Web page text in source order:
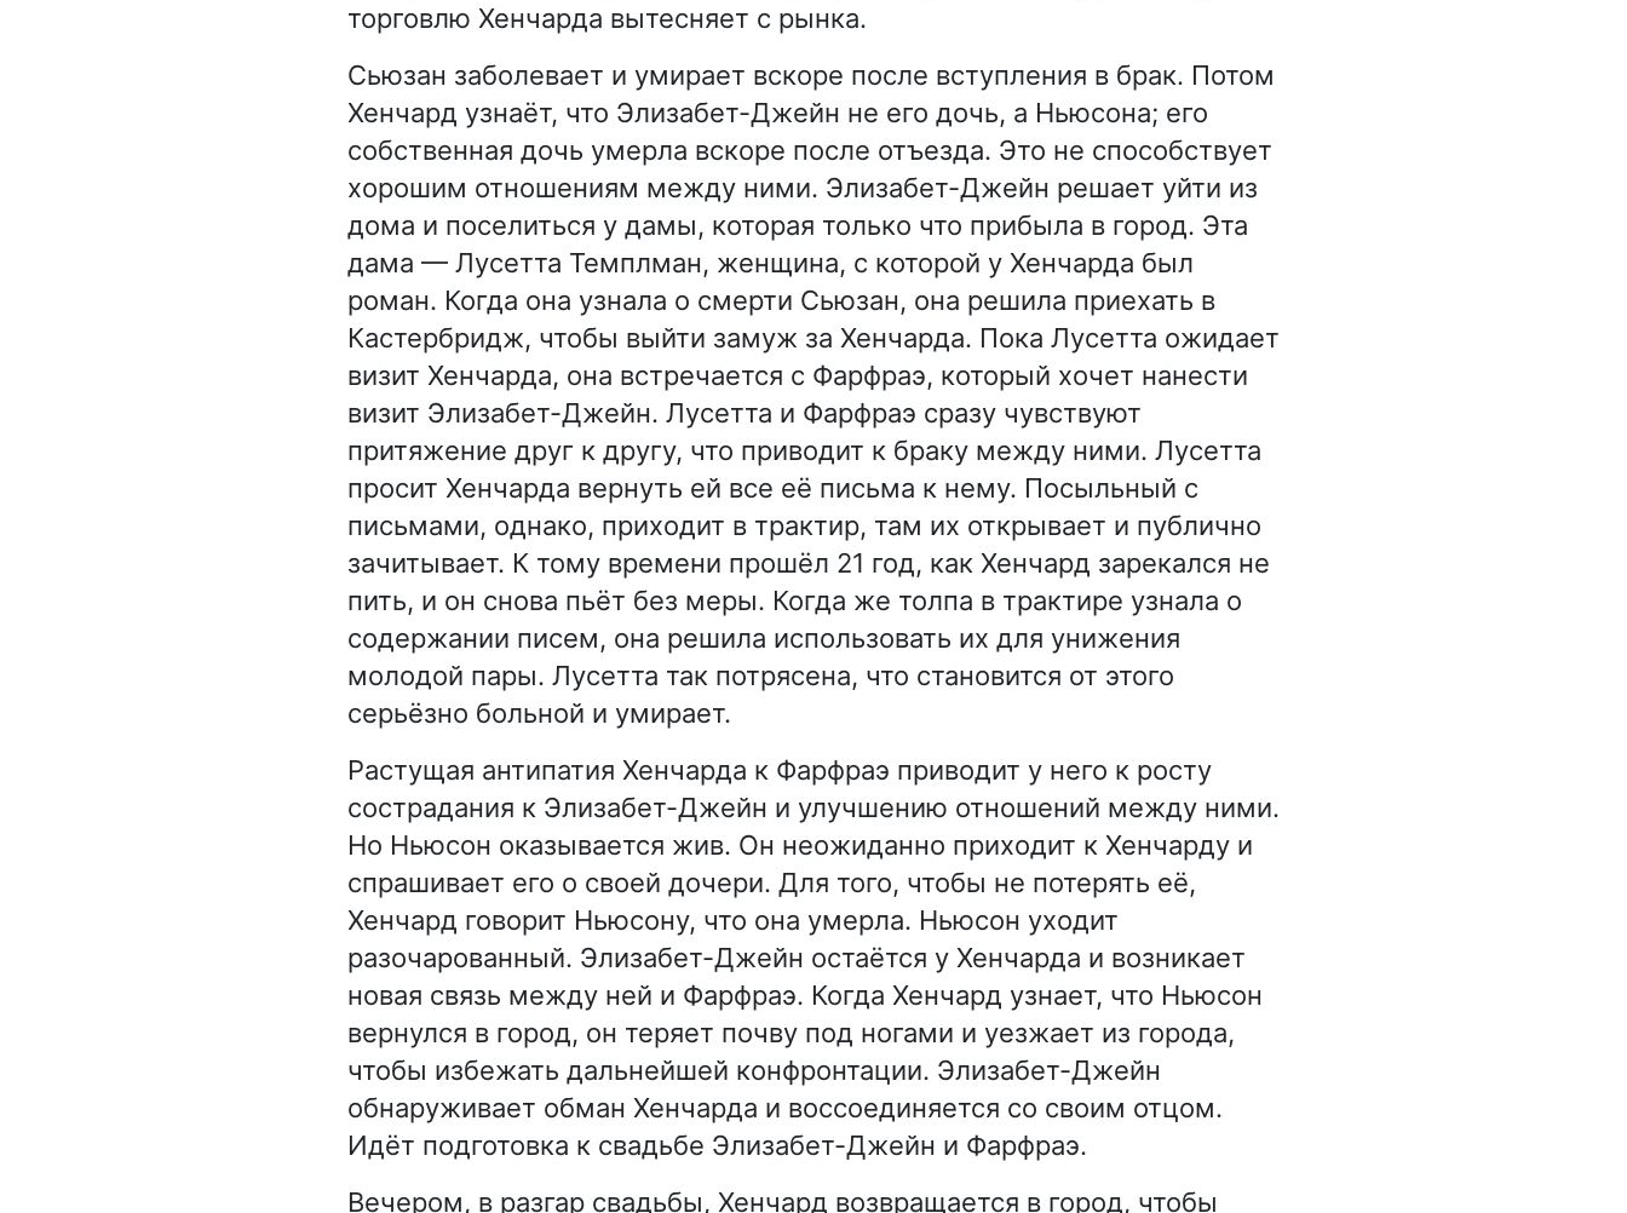
торговлю Хенчарда вытесняет с рынка.
Сьюзан заболевает и умирает вскоре после вступления в брак. Потом
Хенчард узнаёт, что Элизабет-Джейн не его дочь, а Ньюсона; его
собственная дочь умерла вскоре после отъезда. Это не способствует
хорошим отношениям между ними. Элизабет-Джейн решает уйти из
дома и поселиться у дамы, которая только что прибыла в город. Эта
дама — Лусетта Темплман, женщина, с которой у Хенчарда был
роман. Когда она узнала о смерти Сьюзан, она решила приехать в
Кастербридж, чтобы выйти замуж за Хенчарда. Пока Лусетта ожидает
визит Хенчарда, она встречается с Фарфраэ, который хочет нанести
визит Элизабет-Джейн. Лусетта и Фарфраэ сразу чувствуют
притяжение друг к другу, что приводит к браку между ними. Лусетта
просит Хенчарда вернуть ей все её письма к нему. Посыльный с
письмами, однако, приходит в трактир, там их открывает и публично
зачитывает. К тому времени прошёл 21 год, как Хенчард зарекался не
пить, и он снова пьёт без меры. Когда же толпа в трактире узнала о
содержании писем, она решила использовать их для унижения
молодой пары. Лусетта так потрясена, что становится от этого
серьёзно больной и умирает.
Растущая антипатия Хенчарда к Фарфраэ приводит у него к росту
сострадания к Элизабет-Джейн и улучшению отношений между ними.
Но Ньюсон оказывается жив. Он неожиданно приходит к Хенчарду и
спрашивает его о своей дочери. Для того, чтобы не потерять её,
Хенчард говорит Ньюсону, что она умерла. Ньюсон уходит
разочарованный. Элизабет-Джейн остаётся у Хенчарда и возникает
новая связь между ней и Фарфраэ. Когда Хенчард узнает, что Ньюсон
вернулся в город, он теряет почву под ногами и уезжает из города,
чтобы избежать дальнейшей конфронтации. Элизабет-Джейн
обнаруживает обман Хенчарда и воссоединяется со своим отцом.
Идёт подготовка к свадьбе Элизабет-Джейн и Фарфраэ.
Вечером, в разгар свадьбы, Хенчард возвращается в город, чтобы